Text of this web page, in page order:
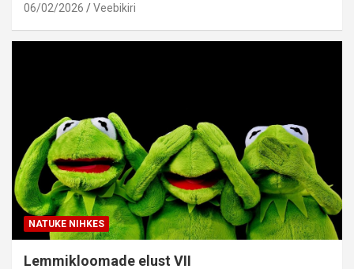
06/02/2026 Veebikiri
NATUKE NIHKES
Lemmikloomade elust VII